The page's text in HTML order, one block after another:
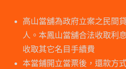
高山當舖為政府立案之民間
人。本鳳山當舖合法收取利
收取其它名目手續費
本當鋪開立當票後，還款方